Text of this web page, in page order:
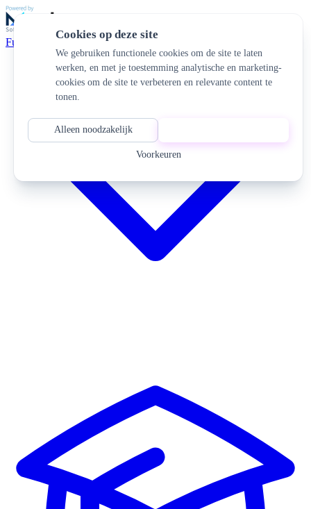
Cookies op deze site
We gebruiken functionele cookies om de site te laten
werken, en met je toestemming analytische en marketing-
cookies om de site te verbeteren en relevante content te
tonen.
Voorkeuren
Alleen noodzakelijk
Functionaliteiten